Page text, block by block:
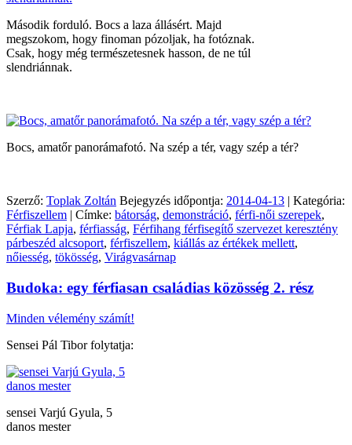
Második forduló. Bocs a laza állásért. Majd
megszokom, hogy finoman pózoljak, ha fotóznak.
Csak, hogy még természetesnek hasson, de ne túl
slendriánnak.
Bocs, amatőr panorámafotó. Na szép a tér, vagy szép a tér?
Szerző: Toplak Zoltán Bejegyzés időpontja: 2014-04-13 | Kategória:
Férfiszellem | Címke: bátorság, demonstráció, férfi-női szerepek,
Férfiak Lapja, férfiasság, Férfihang férfisegítő szervezet keresztény
párbeszéd alcsoport, férfiszellem, kiállás az értékek mellett,
nőiesség, tökösség, Virágvasárnap
Budoka: egy férfiasan családias közösség 2. rész
Minden vélemény számít!
Sensei Pál Tibor folytatja:
sensei Varjú Gyula, 5
danos mester